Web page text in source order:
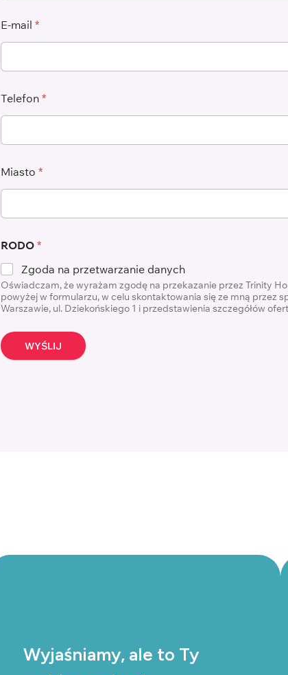
E-mail *
Telefon *
Miasto *
RODO *
Zgoda na przetwarzanie danych
Oświadczam, że wyrażam zgodę na przekazanie przez Trinity
powyżej w formularzu, w celu skontaktowania się ze mną przez
Warszawie, ul. Dziekońskiego 1 i przedstawienia szczegółów
WYŚLIJ
Wyjaśniamy, ale to Ty